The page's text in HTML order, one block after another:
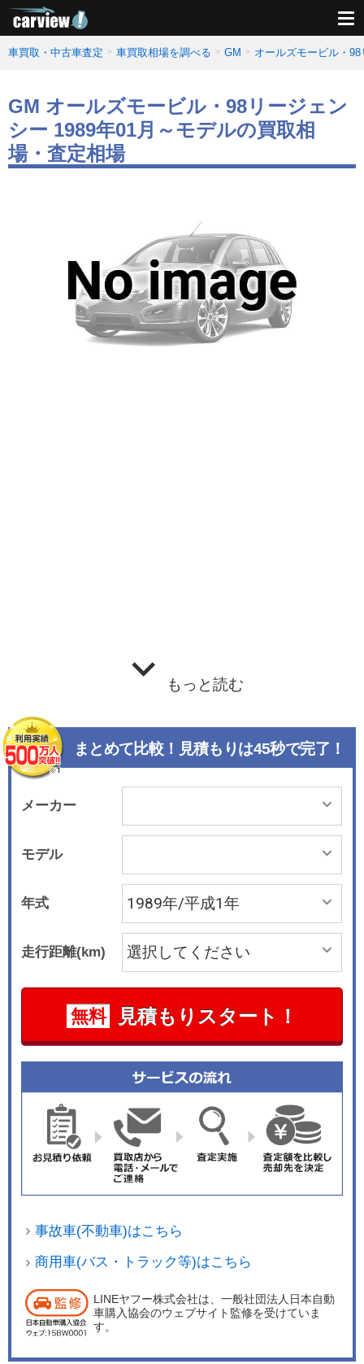
車買取・中古車査定 車買取相場を調べる GM オールズモービル・
GM オールズモービル・98リージェン
シー 1989年01月～モデルの買取相
場・査定相場
もっと読む
まとめて比較！見積もりは45秒で完了！
メーカー
モデル
年式
走行距離(km)
無料 見積もりスタート！
事故車(不動車)はこちら
商用車(バス・トラック等)はこちら
LINEヤフー株式会社は、一般社団法人日本自動
車購入協会のウェブサイト監修を受けていま
す。